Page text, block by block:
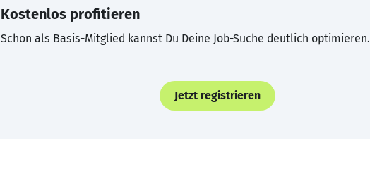
Kostenlos profitieren
Schon als Basis-Mitglied kannst Du Deine Job-Suche deutlich optimieren.
Jetzt registrieren